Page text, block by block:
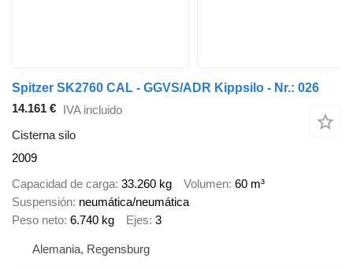
Spitzer SK2760 CAL - GGVS/ADR Kippsilo - Nr.: 026
14.161 € IVA incluido
Cisterna silo
2009
Capacidad de carga 33.260 kg Volumen 60 m³
Suspensión neumática/neumática
Peso neto 6.740 kg Ejes 3
Alemania, Regensburg